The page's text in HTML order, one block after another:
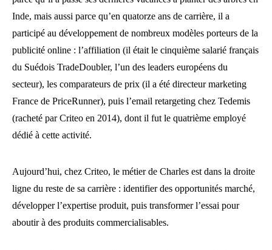
Inde, mais aussi parce qu’en quatorze ans de carrière, il a
participé au développement de nombreux modèles porteurs de la
publicité online : l’affiliation (il était le cinquième salarié français
du Suédois TradeDoubler, l’un des leaders européens du
secteur), les comparateurs de prix (il a été directeur marketing
France de PriceRunner), puis l’email retargeting chez Tedemis
(racheté par Criteo en 2014), dont il fut le quatrième employé
dédié à cette activité.
Aujourd’hui, chez Criteo, le métier de Charles est dans la droite
ligne du reste de sa carrière : identifier des opportunités marché,
développer l’expertise produit, puis transformer l’essai pour
aboutir à des produits commercialisables.